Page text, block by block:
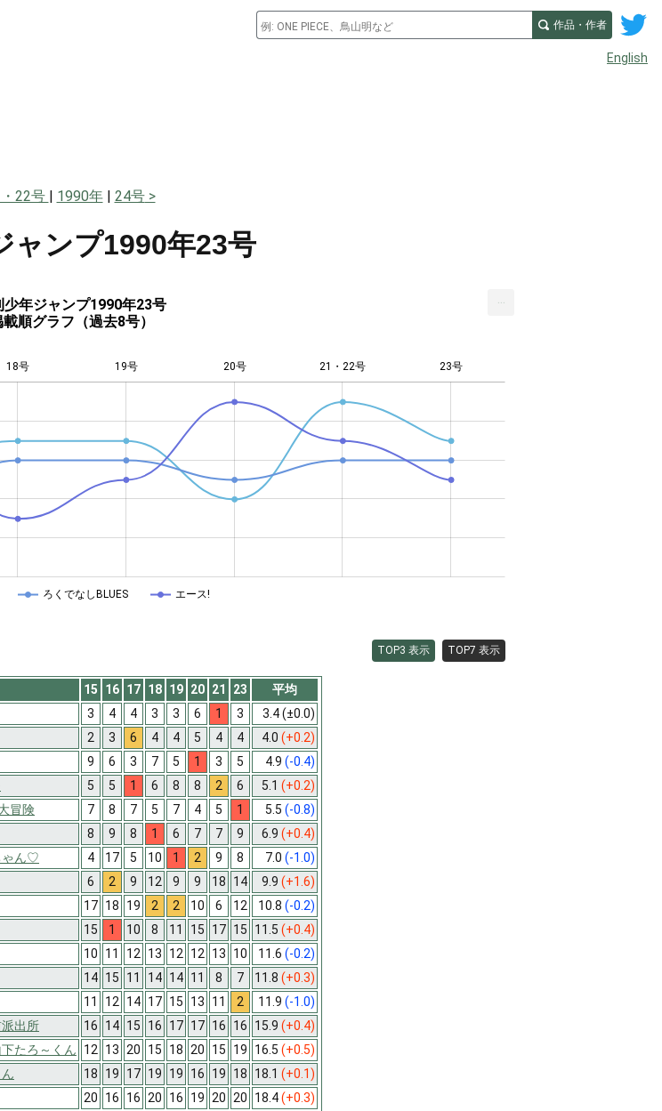
作品・作者
English
22号 1990年 24号
ャンプ1990年23号
少年ジャンプ1990年23号
載順グラフ（過去8号）
18号 19号 20号 21・22号 23号
ろくでなしBLUES エース!
TOP3 表示 TOP7 表示
15 16 17 18 19 20 21 23
平均
3 4 4 3 3 6 1 3 3.4(±0.0)
2 3 6 4 4 5 4 4 4.0 (+0.2)
9 6 3 7 5 1 3 5 4.9 (-0.4)
5 5 1 6 8 8 2 6 5.1 (+0.2)
冒険 7 8 7 5 7 4 5 1 5.5 (-0.8)
8 9 8 1 6 7 7 9 6.9 (+0.4)
ゃん♡ 4 17 5 10 1 2 9 8 7.0 (-1.0)
6 2 9 12 9 9 18 14 9.9 (+1.6)
17 18 19 2 2 10 6 12 10.8 (-0.2)
15 1 10 8 11 15 17 15 11.5 (+0.4)
10 11 12 13 12 12 13 10 11.6 (-0.2)
14 15 11 14 14 11 8 7 11.8 (+0.3)
11 12 14 17 15 13 11 2 11.9 (-1.0)
出所 16 14 15 16 17 17 16 16 15.9 (+0.4)
たろ～くん 12 13 20 15 18 20 15 19 16.5 (+0.5)
18 19 17 19 19 16 19 18 18.1 (+0.1)
20 16 16 20 16 19 20 20 18.4(+0.3)